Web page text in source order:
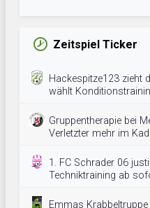
Zeitspiel Ticker
Hackespitze123 zieht
wählt
Gruppentherapie bei
Verletzter mehr im
1. FC Schrader 06
Techniktraining ab
Emmas